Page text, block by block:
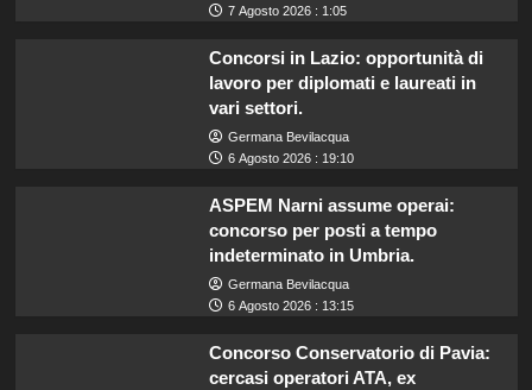
7 Agosto 2026 : 1:05
Concorsi in Lazio: opportunità di
lavoro per diplomati e laureati in
vari settori.
Germana Bevilacqua
6 Agosto 2026 : 19:10
ASPEM Narni assume operai:
concorso per posti a tempo
indeterminato in Umbria.
Germana Bevilacqua
6 Agosto 2026 : 13:15
Concorso Conservatorio di Pavia:
cercasi operatori ATA, ex